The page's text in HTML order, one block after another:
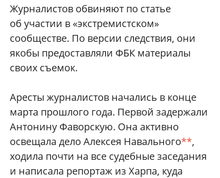
Журналистов обвиняют по статье
об участии в «экстремистском»
сообществе. По версии следствия, они
якобы предоставляли ФБК материалы
своих съемок.
Аресты журналистов начались в конце
марта прошлого года. Первой задержали
Антонину Фаворскую. Она активно
освещала дело Алексея Навального**,
ходила почти на все судебные заседания
и написала репортаж из Харпа, куда